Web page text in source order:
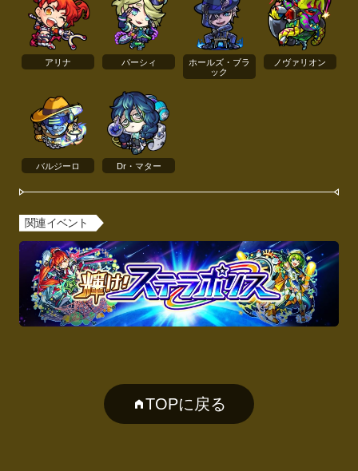
アリナ パーシィ
ホールズ・ブラ
ック
ノヴァリオン
バルジーロ Dr・マター
関連イベント
TOPに戻る